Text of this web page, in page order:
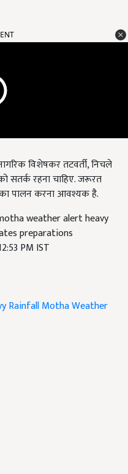
विशेषकर तटवर्ती, निचले
सतर्क रहना चाहिए. जरूरत
का पालन करना आवश्यक है.
weather alert heavy
preparations
PM IST
RainfallMotha Weather